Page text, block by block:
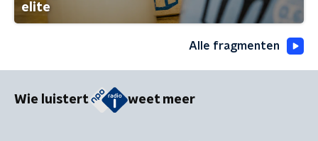
elite
Alle fragmenten
Wie luistert weet meer